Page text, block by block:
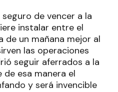
de vencer a la
instalar entre el
de un mañana mejor al
las operaciones
seguir aferrados a la
esa manera el
y será invencible